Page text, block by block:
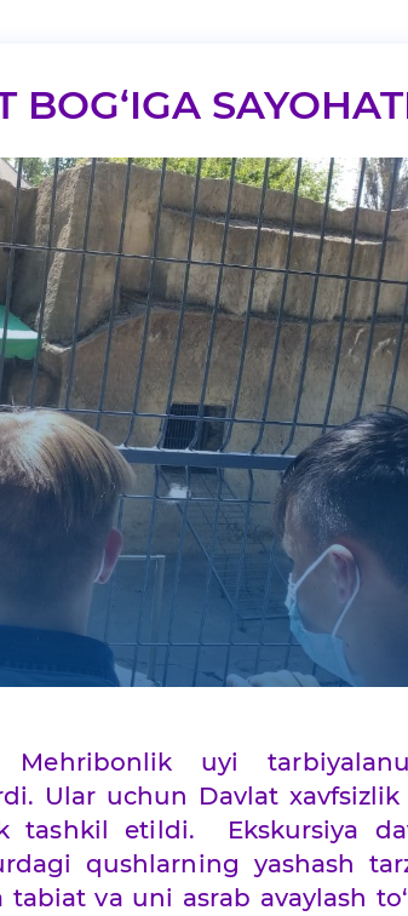
uyi
Ular uchun Davlat xavfsizlik
tashkil etildi. Ekskursiya
qushlarning yashash
va uni asrab avaylash